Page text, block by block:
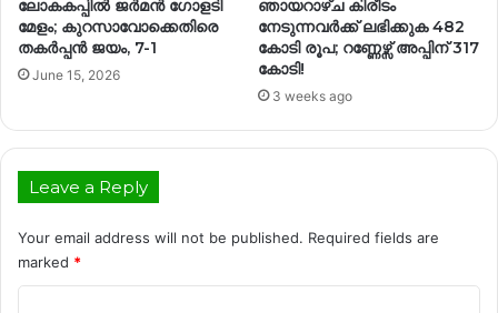
ലോകകപ്പിൽ ജർമൻ ഗോളടി
മേളം; കുറസാവോക്കെതിരെ
തകർപ്പൻ ജയം, 7-1
June 15, 2026
ഞായറാഴ്ച കിരീടം
നേടുന്നവർക്ക് ലഭിക്കുക 482
കോടി രൂപ; റണ്ണേഴ്സ് അപ്പിന് 317
കോടി!
3 weeks ago
Leave a Reply
Your email address will not be published. Required fields are
marked *